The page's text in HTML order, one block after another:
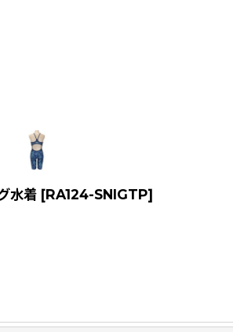
水着 [RA124-SNIGTP]